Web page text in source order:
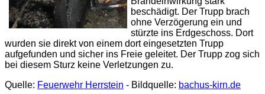
beschädigt. Der Trupp brach
ohne Verzögerung ein und
stürzte ins Erdgeschoss. Dort
wurden sie direkt von einem dort eingesetzten Trupp
aufgefunden und sicher ins Freie geleitet. Der Trupp zog sich
bei diesem Sturz keine Verletzungen zu.
Quelle: Feuerwehr Herrstein - Bildquelle: bachus-kirn.de